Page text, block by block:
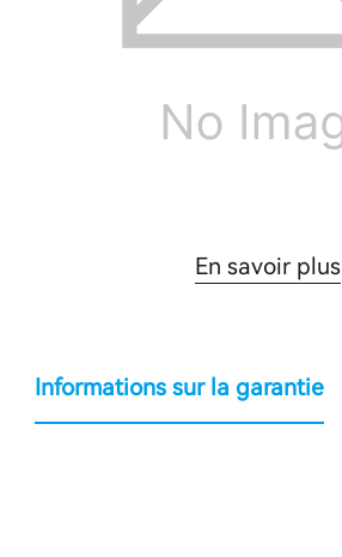
En savoir plus
Informations sur la garantie